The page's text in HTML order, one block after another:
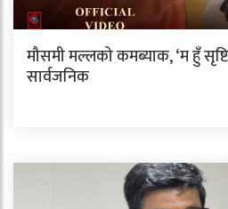
मौसमी मल्लको कमब्याक, ‘म हुँ
सार्वजनिक